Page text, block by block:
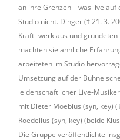
an ihre Grenzen – was live
Studio nicht. Dinger († 21. 3.
Kraft- werk aus und
machten sie ähnliche
arbeiteten im Studio
Umsetzung auf der Bühne
leidenschaftlicher Live-
mit Dieter Moebius (syn, key)
Roedelius (syn, key) (beide
Die Gruppe veröffentlichte